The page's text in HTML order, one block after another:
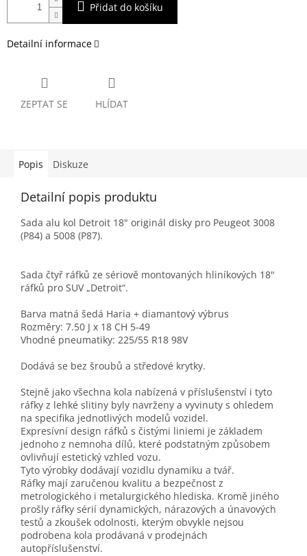
Přidat do košíku
Detailní informace
ZEPTAT SE HLÍDAT
Popis Diskuze
Detailní popis produktu
Sada alu kol Detroit 18" originál disky pro Peugeot 3008
(P84) a 5008 (P87).
Sada čtyř ráfků ze sériově montovaných hliníkových 18"
ráfků pro SUV „Detroit“.
Barva matná šedá Haria + diamantový výbrus
Rozměry: 7.50 J x 18 CH 5-49
Vhodné pneumatiky: 225/55 R18 98V
Dodává se bez šroubů a středové krytky.
Stejně jako všechna kola nabízená v příslušenství i tyto
ráfky z lehké slitiny byly navrženy a vyvinuty s ohledem
na specifika jednotlivých modelů vozidel.
Expresívní design ráfků s čistými liniemi je základem
jednoho z nemnoha dílů, které podstatným způsobem
ovlivňují estetický vzhled vozu.
Tyto výrobky dodávají vozidlu dynamiku a tvář.
Ráfky mají zaručenou kvalitu a bezpečnost z
metrologického i metalurgického hlediska. Kromě jiného
prošly ráfky sérií dynamických, nárazových a únavových
testů a zkoušek odolnosti, kterým obvykle nejsou
podrobena kola prodávaná v prodejnách
autopříslušenství.